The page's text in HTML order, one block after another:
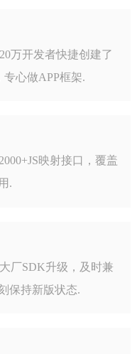
万开发者快捷创建了
专心做APP框架.
映射接口，覆盖
.
厂SDK升级，及时兼
保持新版状态.